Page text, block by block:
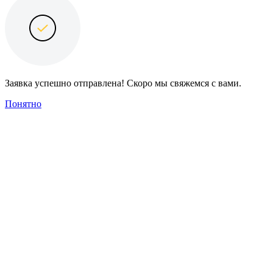
Заявка успешно отправлена! Скоро мы свяжемся с вами.
Понятно